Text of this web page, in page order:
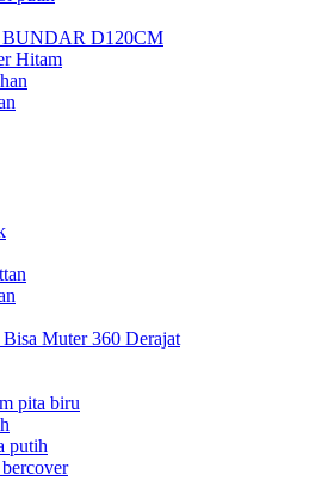
D120CM
Hitam
Muter 360 Derajat
pita biru
putih